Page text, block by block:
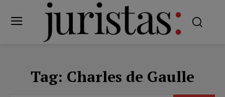
Tag: Charles de Gaulle